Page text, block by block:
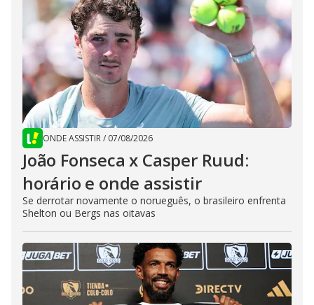
ONDE ASSISTIR/ 07/08/2026
João Fonseca x Casper Ruud:
horário e onde assistir
Se derrotar novamente o norueguês, o brasileiro enfrenta
Shelton ou Bergs nas oitavas